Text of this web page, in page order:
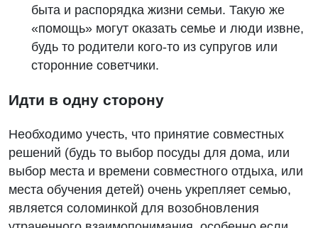
быта и распорядка жизни семьи. Такую же
«помощь» могут оказать семье и люди извне,
будь то родители кого-то из супругов или
сторонние советчики.
Идти в одну сторону
Необходимо учесть, что принятие совместных
решений (будь то выбор посуды для дома, или
выбор места и времени совместного отдыха, или
места обучения детей) очень укрепляет семью,
является соломинкой для возобновления